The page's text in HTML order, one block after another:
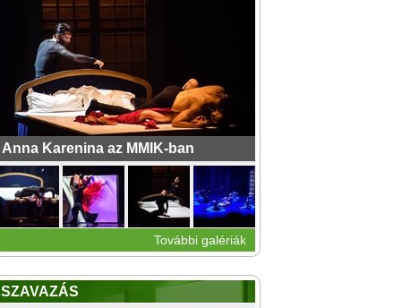
Anna Karenina az MMIK-ban
További galériák
SZAVAZÁS